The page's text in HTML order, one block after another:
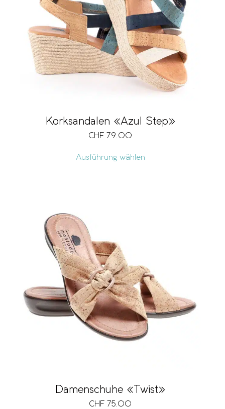
Korksandalen «Azul Step»
CHF 79.00
Ausführung wählen
Damenschuhe «Twist»
CHF 75.00